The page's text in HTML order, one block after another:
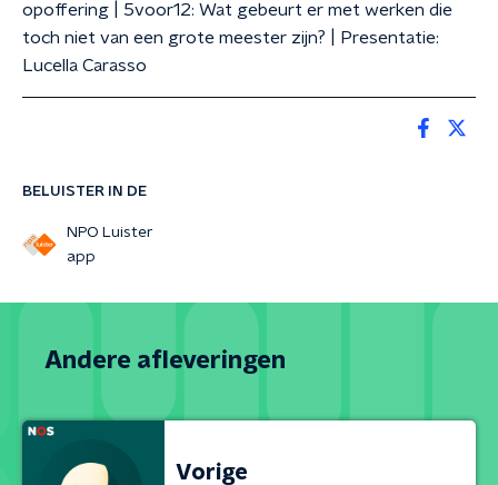
BELUISTER IN DE
NPO Luister
app
opoffering | 5voor12: Wat gebeurt er met werken die
toch niet van een grote meester zijn? | Presentatie:
Lucella Carasso
Andere afleveringen
Vorige